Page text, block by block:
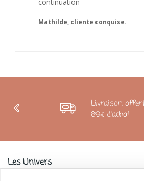
Livraison
89€ d'achat
Les Univers